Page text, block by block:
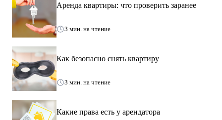
прессом
✔️ Кондиционер
✔️ Интернет безлимит
✅ Стиральная машина
✅ Холодильник
✅ Электрическая плита
✅ Чайник
Аренда квартиры: что проверить заранее
3 мин. на чтение
Как безопасно снять квартиру
3 мин. на чтение
Какие права есть у арендатора